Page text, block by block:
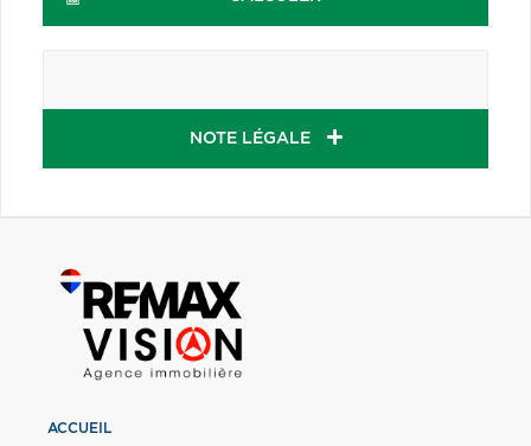
NOTE LÉGALE
ACCUEIL